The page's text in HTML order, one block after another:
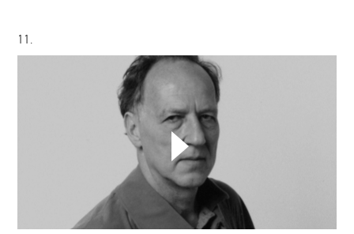
Werner
Herzog
Walker
Dialogue
with
Roger
Ebert
11.